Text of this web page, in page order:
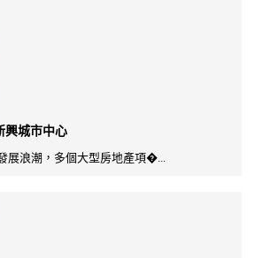
興城市中心
展浪潮，多個大型房地產項�...